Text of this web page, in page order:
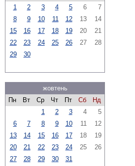
1
2 3 4 5 6
7
8
9 10 11 12 13
14
15
16 17 18 19 20
21
22
23 24 25 26 27
28
29
30
жовтень
Пн
Вт Ср Чт Пт Сб
Нд
1
2 3 4
5
6
7 8 9 10 11
12
13
14 15 16 17 18
19
20
21 22 23 24 25
26
27
28 29 30 31